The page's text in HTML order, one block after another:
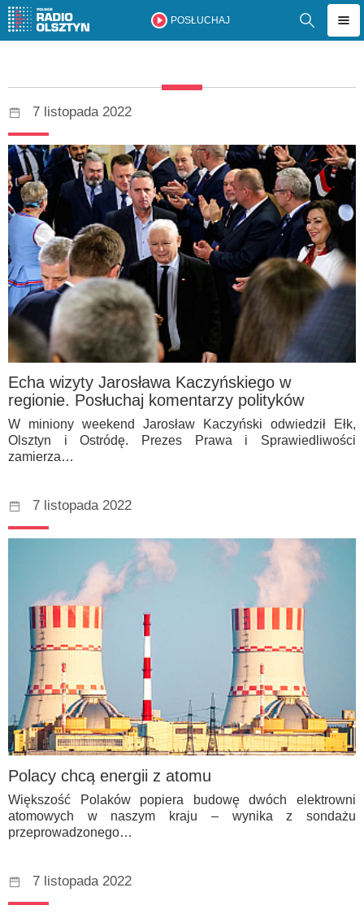
POSŁUCHAJ
7 listopada 2022
Echa wizyty Jarosława Kaczyńskiego w
regionie. Posłuchaj komentarzy polityków
W miniony weekend Jarosław Kaczyński odwiedził Ełk,
Olsztyn i Ostródę. Prezes Prawa i Sprawiedliwości
zamierza…
7 listopada 2022
Polacy chcą energii z atomu
Większość Polaków popiera budowę dwóch elektrowni
atomowych w naszym kraju – wynika z sondażu
przeprowadzonego…
7 listopada 2022